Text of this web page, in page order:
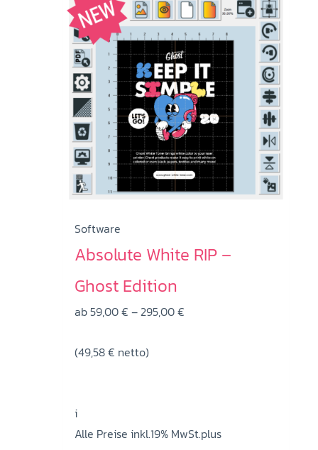
Software
Absolute White RIP –
Ghost Edition
ab59,00€ –295,00€Preisspanne:
(49,58€ netto)
i
Alle Preise inkl.19% MwSt.plus